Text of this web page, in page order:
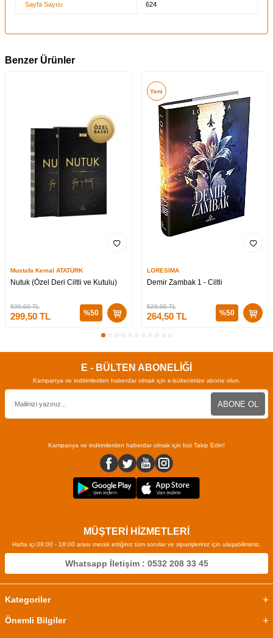
Sayfa Sayısı 624
Benzer Ürünler
Mustafa Kemal ATATÜRK
Nutuk (Özel Deri Ciltli ve Kutulu)
599,00TL
299,50 TL %50
Yeni
LORESİMA
Demir Zambak 1 - Ciltli
529,00TL
264,50TL %50
E - BÜLTEN ABONELİĞİ
Kampanya ve indirimlerden haberdar olmak için e-bültenimize abone olun.
ABONE OL
Kampanya ve indirimlerden haberdar olmak için bizi Takip Edin!
MÜŞTERİ HİZMETLERİ
Hafta içi 09:00 - 18:00 arası merak ettiğiniz tüm sorular ve siparişleriniz için ulaşabilirsiniz.
Whatsapp İletişim : 0532 208 33 45
Kategoriler
Önemli Bilgiler